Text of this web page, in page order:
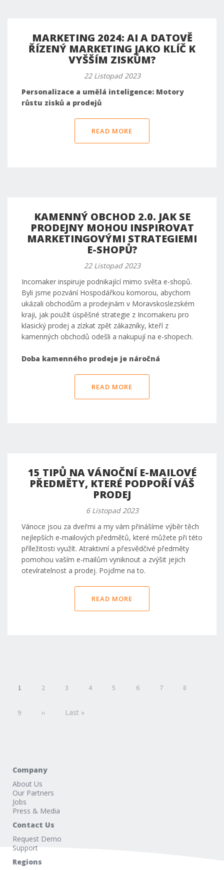
MARKETING 2024: AI A DATOVĚ
ŘÍZENÝ MARKETING JAKO KLÍČ K
VYŠŠÍM ZISKŮM?
22 Listopad 2023
Personalizace a umělá inteligence: Motory
růstu zisků a prodejů
READ MORE
KAMENNÝ OBCHOD 2.0. JAK SE
PRODEJNY MOHOU INSPIROVAT
MARKETINGOVÝMI STRATEGIEMI
E-SHOPŮ?
22 Listopad 2023
Incomaker inspiruje podnikající mimo světa e-shopů.
Byli jsme pozvání Hospodářkou komorou, abychom
ukázali obchodům a prodejnám v Moravskoslezském
kraji, jak použít úspěšné strategie z Incomakeru pro
klasický prodej a zízkat zpět zákazníky, kteří z
kamenných obchodů odešli a nakupují na e-shopech.
Doba kamenného prodeje je náročná
READ MORE
15 TIPŮ NA VÁNOČNÍ E-MAILOVÉ
PŘEDMĚTY, KTERÉ PODPOŘÍ VÁŠ
PRODEJ
6 Listopad 2023
Vánoce jsou za dveřmi a my vám přinášíme výběr těch
nejlepších e-mailových předmětů, které můžete při této
příležitosti využít. Atraktivní a přesvědčivé předměty
pomohou vaším e-mailům vyniknout a zvýšit jejich
otevíratelnost a prodej. Pojďme na to.
READ MORE
Aktuální
1 Page
2 Page
3 Page
4 Page
5 Page
6 Page
7 Page
8
Page
9
Následující
››
Poslední
Last »
Company
About Us
Our Partners
Jobs
Press & Media
Contact Us
Request Demo
Support
Regions